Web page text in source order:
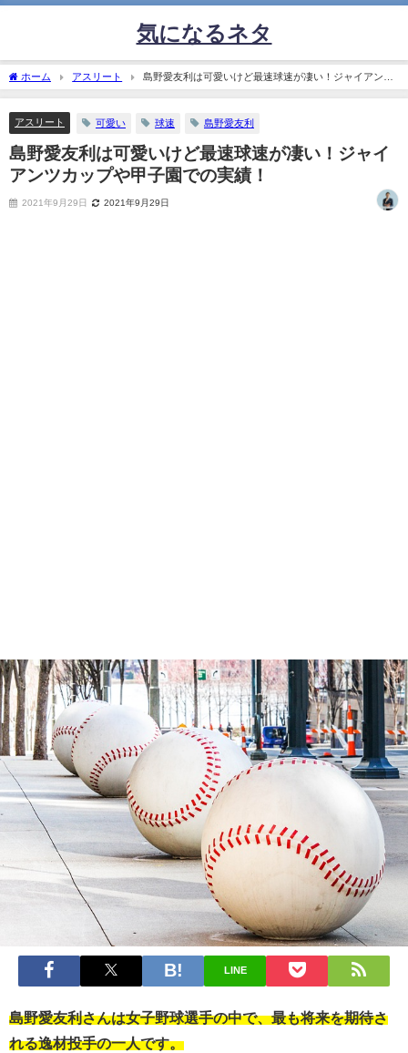
気になるネタ
ホーム アスリート
島野愛友利は可愛いけど最速球速が凄い！ジャイアンツ
カップや甲子園での実績！
アスリート 可愛い 球速 島野愛友利
島野愛友利は可愛いけど最速球速が凄い！ジャイ
アンツカップや甲子園での実績！
2021年9月29日 2021年9月29日
LINE
島野愛友利さんは女子野球選手の中で、最も将来を期待さ
れる逸材投手の一人です。